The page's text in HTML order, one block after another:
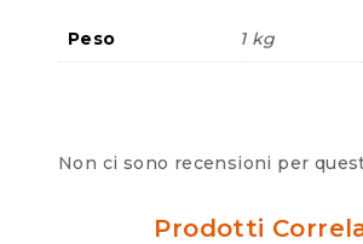
Peso 1 kg
Non ci sono recensioni per
Prodotti